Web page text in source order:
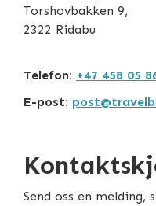
Torshovbakken 9,
2322 Ridabu
Telefon: +47 458 05
E-post:
Send oss en